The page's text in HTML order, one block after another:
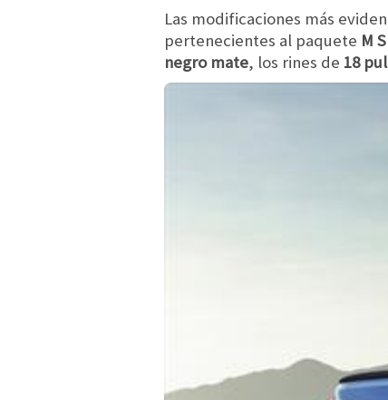
Las modificaciones más
pertenecientes al paquete M
negro mate, los rines de 18